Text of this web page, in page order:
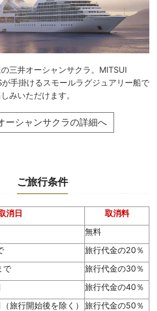
三井オーシャンサクラ。MITSUI
が手掛けるスモールラグジュアリー船で
みいただけます。
ーシャンサクラの詳細へ
ご旅行条件
消日
取消料
無料
旅行代金の20％
で
旅行代金の30％
旅行代金の40％
旅行開始後を除く）
旅行代金の50％